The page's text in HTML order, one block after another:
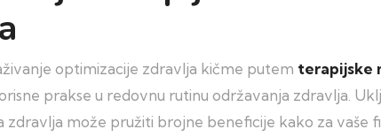
optimizacije zdravlja kičme putem terapijske
prakse u redovnu rutinu održavanja zdravlja.
zdravlja može pružiti brojne beneficije kako za vaše